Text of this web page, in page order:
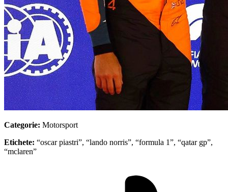
Categorie: Motorsport
Etichete: “oscar piastri”, “lando norris”, “formula 1”, “qatar gp”,
“mclaren”